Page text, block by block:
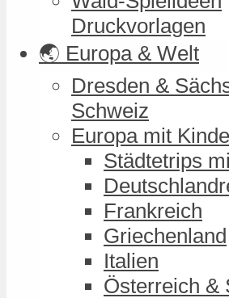
Druckvorlagen
🌏 Europa & Welt
Dresden &
Schweiz
Europa mit
Städtetrips
Frankreich
Griechenland
Italien
Österreich &